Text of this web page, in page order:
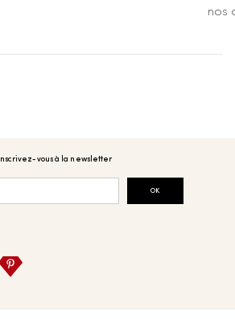
nos
Inscrivez-vous à la newsletter
OK